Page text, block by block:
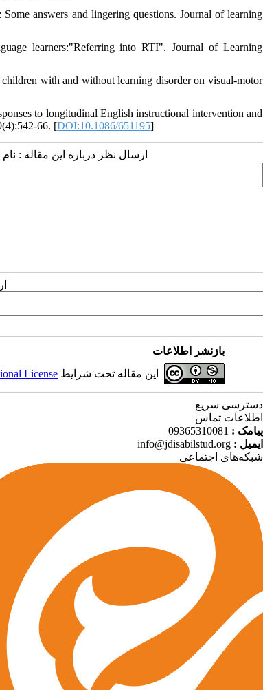
answers and lingering questions. Journal of learning
learners:"Referring into RTI". Journal of Learning
with and without learning disorder on visual-motor
to longitudinal English instructional intervention and
66. [DOI:10.1086/651195]
ارسال نظر درباره این مقاله :
بازنشر اطلاعات
این مقاله تحت شرایط License
دسترسی سریع
اطلاعات تماس
پیامک : 09365310081
ایمیل : info@jdisabilstud.org
شبکه‌های اجتماعی